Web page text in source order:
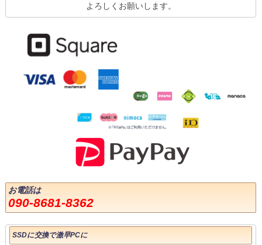
よろしくお願いします。
お電話は
090-8681-8362
SSDに交換で激早PCに